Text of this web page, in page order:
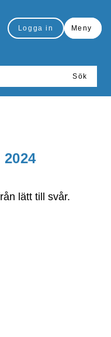
Logga in Meny
Sök
lätt till svår.